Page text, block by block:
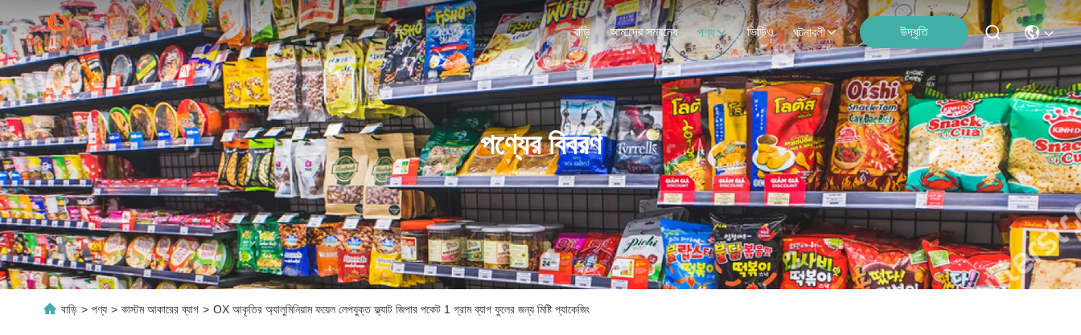
বাড়ি আমাদের সম্বন্ধে পণ্য ভিডিও ঘটনাবলী উদ্ধৃতি
পণ্যের বিবরণ
বাড়ি > পণ্য > কাস্টম আকারের ব্যাগ > OX আকৃতির অ্যালুমিনিয়াম ফয়েল লেপযুক্ত ফ্ল্যাট জিপার পকেট 1 গ্রাম ব্যাগ ফুলের জন্য মিষ্টি প্যাকেজিং